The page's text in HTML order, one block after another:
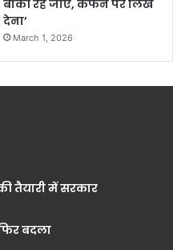
बाकी रह जाए, कफन पर लिख
देना’
March 1, 2026
तैयारी में सरकार
बदला